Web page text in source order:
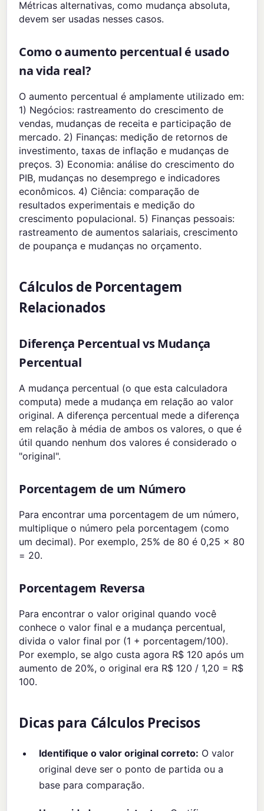
Métricas alternativas, como mudança absoluta,
devem ser usadas nesses casos.
Como o aumento percentual é usado
na vida real?
O aumento percentual é amplamente utilizado em:
1) Negócios: rastreamento do crescimento de
vendas, mudanças de receita e participação de
mercado. 2) Finanças: medição de retornos de
investimento, taxas de inflação e mudanças de
preços. 3) Economia: análise do crescimento do
PIB, mudanças no desemprego e indicadores
econômicos. 4) Ciência: comparação de
resultados experimentais e medição do
crescimento populacional. 5) Finanças pessoais:
rastreamento de aumentos salariais, crescimento
de poupança e mudanças no orçamento.
Cálculos de Porcentagem
Relacionados
Diferença Percentual vs Mudança
Percentual
A mudança percentual (o que esta calculadora
computa) mede a mudança em relação ao valor
original. A diferença percentual mede a diferença
em relação à média de ambos os valores, o que é
útil quando nenhum dos valores é considerado o
"original".
Porcentagem de um Número
Para encontrar uma porcentagem de um número,
multiplique o número pela porcentagem (como
um decimal). Por exemplo, 25% de 80 é 0,25 x 80
= 20.
Porcentagem Reversa
Para encontrar o valor original quando você
conhece o valor final e a mudança percentual,
divida o valor final por (1 + porcentagem/100).
Por exemplo, se algo custa agora R$ 120 após um
aumento de 20%, o original era R$ 120 / 1,20 = R$
100.
Dicas para Cálculos Precisos
Identifique o valor original correto: O valor
original deve ser o ponto de partida ou a
base para comparação.